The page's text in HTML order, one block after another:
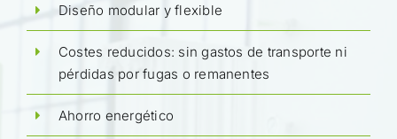
Diseño modular y flexible
Costes reducidos: sin gastos de transporte ni
pérdidas por fugas o remanentes
Ahorro energético